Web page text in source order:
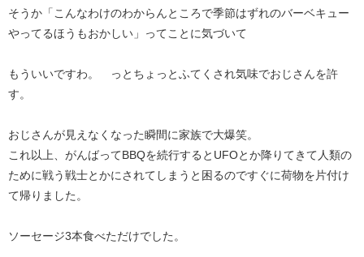
そうか「こんなわけのわからんところで季節はずれのバーベキュー
やってるほうもおかしい」ってことに気づいて
もういいですわ。 っとちょっとふてくされ気味でおじさんを許
す。
おじさんが見えなくなった瞬間に家族で大爆笑。
これ以上、がんばってBBQを続行するとUFOとか降りてきて人類の
ために戦う戦士とかにされてしまうと困るのですぐに荷物を片付け
て帰りました。
ソーセージ3本食べただけでした。